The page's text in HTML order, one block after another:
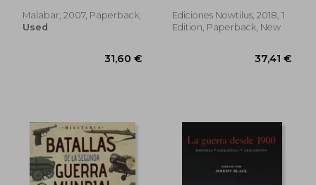
32,02 €
Malabar, 2007, Paperback,
Used
Ediciones Nowtilus, 2018, 1
Edition, Paperback, New